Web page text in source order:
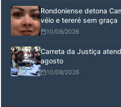
Rondoniense detona
véio e tereré sem graça
10/08/2026
Carreta da Justiça
agosto
10/08/2026